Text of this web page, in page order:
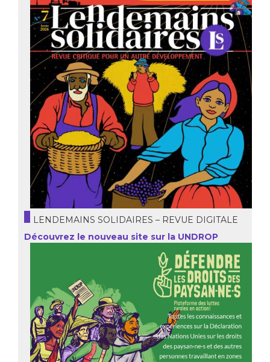
LENDEMAINS SOLIDAIRES – REVUE DIGITALE
Découvrez le nouveau site sur la UNDROP